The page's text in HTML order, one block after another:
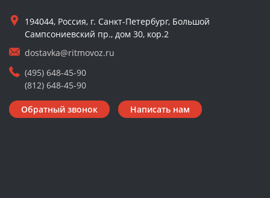
194044, Россия, г. Санкт-Петербург, Большой
Сампсониевский пр., дом 30, кор.2
dostavka@ritmovoz.ru
(495) 648-45-90
(812) 648-45-90
Обратный звонок Написать нам